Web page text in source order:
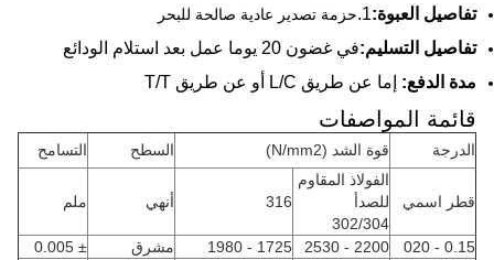
تفاصيل العبوة:1. حزمة تصدير عادية صالحة للبحر
تفاصيل التسليم:في غضون 20 يوما عمل بعد استلام الودائع
مدة الدفع: إما عن طريق L/C أو عن طريق T/T
قائمة المواصفات
الدرجة قوة الشد (N/mm2) السطح التسامح
قطر اسمي
الفولاذ المقاوم
للصدأ
302/304
316 أنهي ملم
0.15 - 020
2200 - 2530
1725 - 1980 مشرق
± 0.005